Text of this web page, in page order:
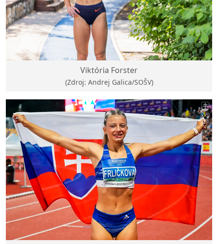
Viktória Forster
(Zdroj: Andrej Galica/SOŠV)